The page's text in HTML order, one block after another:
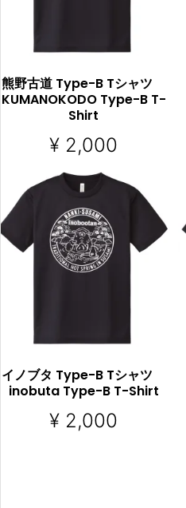
オプションを選択
COMP
熊野古道 Type-B Tシャツ
KUMANOKODO Type-B T-
Shirt
¥ 2,000
イノブタ Type-B Tシャツ
inobuta Type-B T-Shirt
¥ 2,000